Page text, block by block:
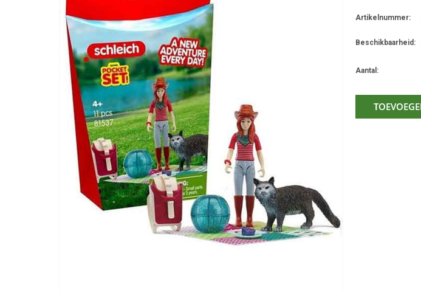
Artikelnummer:
Beschikbaarheid:
Aantal: